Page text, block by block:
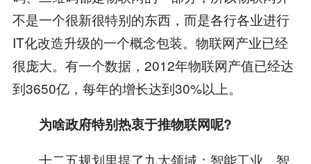
不是一个很新很特别的东西，而是各行各业进行
IT化改造升级的一个概念包装。物联网产业已经
很庞大。有一个数据，2012年物联网产值已经达
到3650亿，每年的增长达到30%以上。
为啥政府特别热衷于推物联网呢?
十二五规划里提了九大领域：智能工业、智